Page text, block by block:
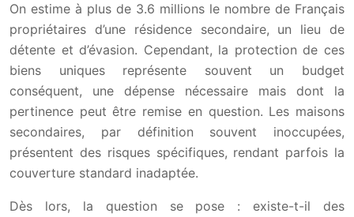
On estime à plus de 3.6 millions le nombre de Français
propriétaires d’une résidence secondaire, un lieu de
détente et d’évasion. Cependant, la protection de ces
biens uniques représente souvent un budget
conséquent, une dépense nécessaire mais dont la
pertinence peut être remise en question. Les maisons
secondaires, par définition souvent inoccupées,
présentent des risques spécifiques, rendant parfois la
couverture standard inadaptée.
Dès lors, la question se pose : existe-t-il des